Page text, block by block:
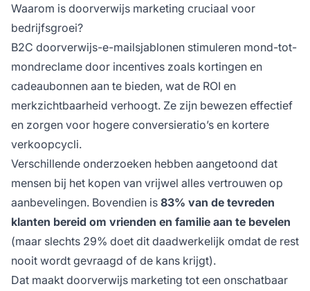
Waarom is doorverwijs marketing cruciaal voor
bedrijfsgroei?
B2C doorverwijs-e-mailsjablonen stimuleren mond-tot-
mondreclame door incentives zoals kortingen en
cadeaubonnen aan te bieden, wat de ROI en
merkzichtbaarheid verhoogt. Ze zijn bewezen effectief
en zorgen voor hogere conversieratio’s en kortere
verkoopcycli.
Verschillende onderzoeken hebben aangetoond dat
mensen bij het kopen van vrijwel alles vertrouwen op
aanbevelingen. Bovendien is 83% van de tevreden
klanten bereid om vrienden en familie aan te bevelen
(maar slechts 29% doet dit daadwerkelijk omdat de rest
nooit wordt gevraagd of de kans krijgt).
Dat maakt doorverwijs marketing tot een onschatbaar